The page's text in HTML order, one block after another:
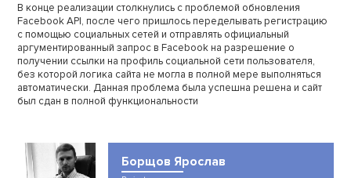
В конце реализации столкнулись с проблемой обновления
Facebook API, после чего пришлось переделывать регистрацию
с помощью социальных сетей и отправлять официальный
аргументированный запрос в Facebook на разрешение о
получении ссылки на профиль социальной сети пользователя,
без которойлогика сайта не могла в полной мере выполняться
автоматически. Данная проблема была успешна решена и сайт
был сдан в полной функциональности
Борщов Ярослав